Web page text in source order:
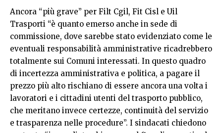
Ancora “più grave” per Filt Cgil, Fit Cisl e Uil
Trasporti “è quanto emerso anche in sede di
commissione, dove sarebbe stato evidenziato come le
eventuali responsabilità amministrative ricadrebbero
totalmente sui Comuni interessati. In questo quadro
di incertezza amministrativa e politica, a pagare il
prezzo più alto rischiano di essere ancora una volta i
lavoratori e i cittadini utenti del trasporto pubblico,
che meritano invece certezze, continuità del servizio
e trasparenza nelle procedure”. I sindacati chiedono